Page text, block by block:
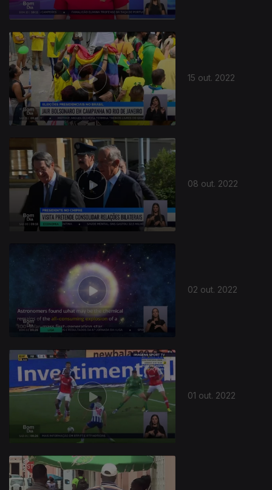
15 out. 2022
08 out. 2022
02 out. 2022
644160
01 out. 2022